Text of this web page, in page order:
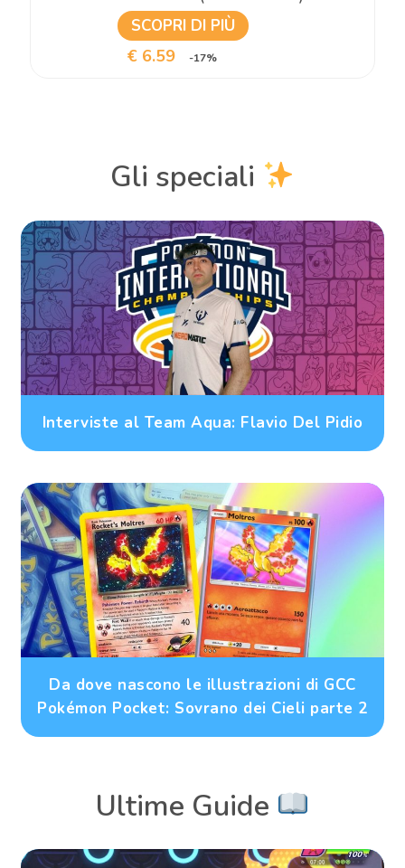
SCOPRI DI PIÙ
€ 6.59 -17%
Gli speciali
Interviste al Team Aqua: Flavio Del Pidio
Da dove nascono le illustrazioni di GCC
Pokémon Pocket: Sovrano dei Cieli parte 2
Ultime Guide